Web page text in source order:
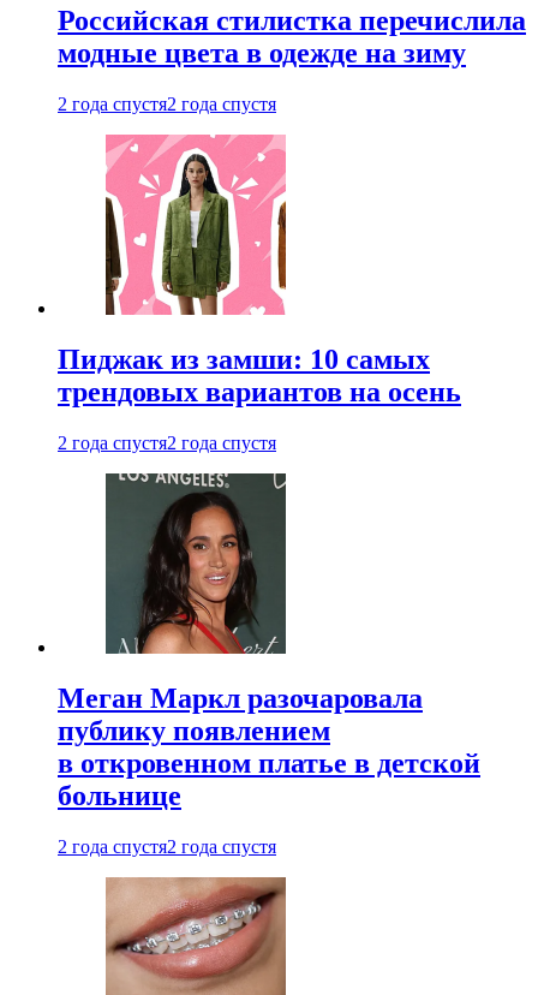
Российская стилистка перечислила
модные цвета в одежде на зиму
2 года спустя2 года спустя
Пиджак из замши: 10 самых
трендовых вариантов на осень
2 года спустя2 года спустя
Меган Маркл разочаровала
публику появлением
в откровенном платье в детской
больнице
2 года спустя2 года спустя